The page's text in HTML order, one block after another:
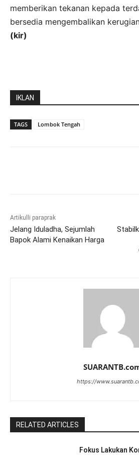
memberikan tekanan kepada
bersedia mengembalikan
(kir)
IKLAN
TAGS Lombok Tengah
Artikulli paraprak
Jelang Iduladha, Sejumlah
Bapok Alami Kenaikan Harga
https://
RELATED ARTICLES
Fokus Lakukan